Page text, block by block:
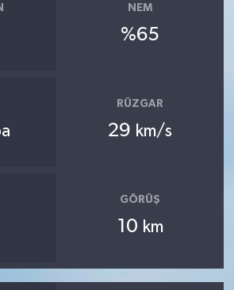
NEM
%65
RÜZGAR
29 km/s
GÖRÜŞ
10 km